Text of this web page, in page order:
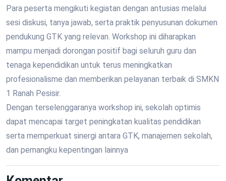
Para peserta mengikuti kegiatan dengan antusias melalui
sesi diskusi, tanya jawab, serta praktik penyusunan dokumen
pendukung GTK yang relevan. Workshop ini diharapkan
mampu menjadi dorongan positif bagi seluruh guru dan
tenaga kependidikan untuk terus meningkatkan
profesionalisme dan memberikan pelayanan terbaik di SMKN
1 Ranah Pesisir.
Dengan terselenggaranya workshop ini, sekolah optimis
dapat mencapai target peningkatan kualitas pendidikan
serta memperkuat sinergi antara GTK, manajemen sekolah,
dan pemangku kepentingan lainnya